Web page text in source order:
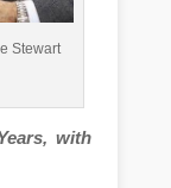
Stewart
with